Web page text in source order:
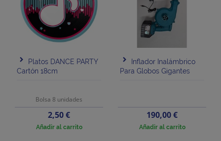
Platos DANCE PARTY
Cartón 18cm
Bolsa 8 unidades
Precio
2,50 €
Añadir al carrito
Inflador Inalámbrico
Para Globos Gigantes
Precio
190,00 €
Añadir al carrito